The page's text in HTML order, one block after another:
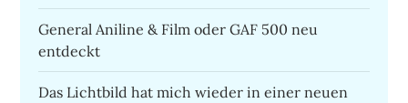
General Aniline & Film oder GAF 500 neu
entdeckt
Das Lichtbild hat mich wieder in einer neuen